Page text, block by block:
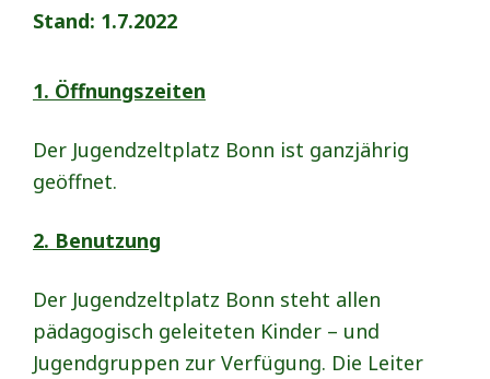
Stand: 1.7.2022
1. Öffnungszeiten
Der Jugendzeltplatz Bonn ist ganzjährig
geöffnet.
2. Benutzung
Der Jugendzeltplatz Bonn steht allen
pädagogisch geleiteten Kinder – und
Jugendgruppen zur Verfügung. Die Leiter